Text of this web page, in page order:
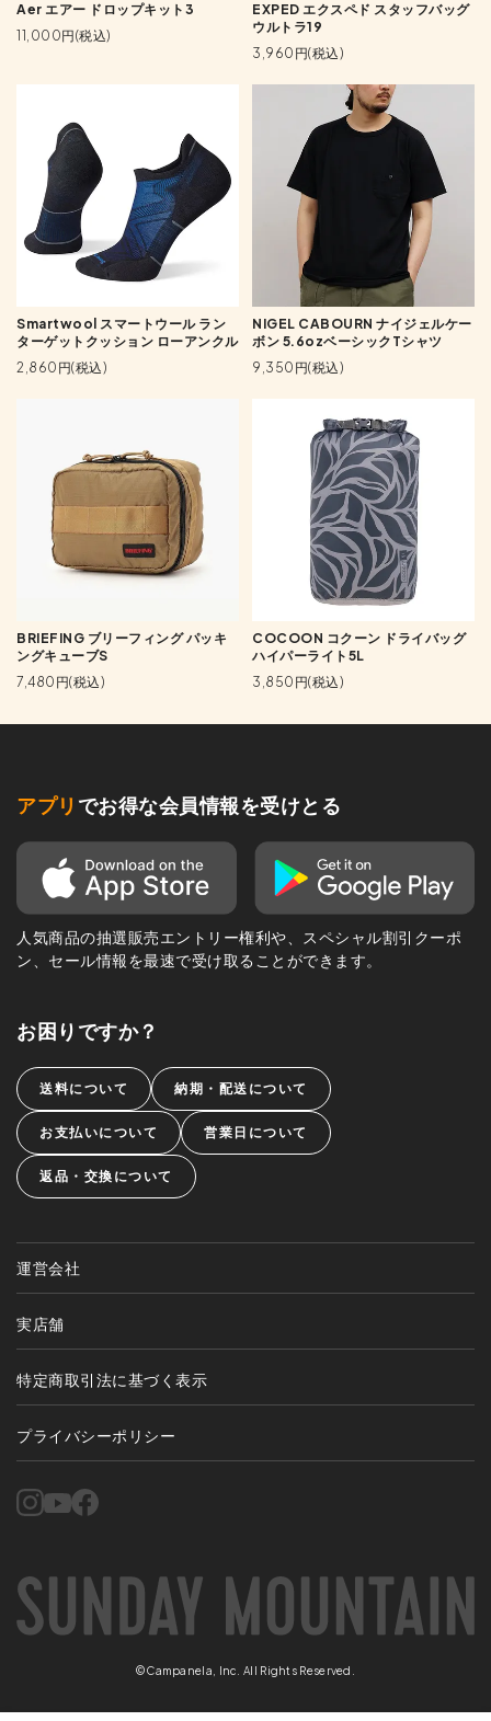
Aer エアー ドロップキット3
11,000円(税込)
EXPED エクスペド スタッフバッグ
ウルトラ19
3,960円(税込)
Smartwool スマートウール ラン
ターゲットクッション ローアンクル
2,860円(税込)
NIGEL CABOURN ナイジェルケー
ボン 5.6ozベーシックTシャツ
9,350円(税込)
BRIEFING ブリーフィング パッキ
ングキューブS
7,480円(税込)
COCOON コクーン ドライバッグ
ハイパーライト5L
3,850円(税込)
アプリ でお得な会員情報を受けとる
人気商品の抽選販売エントリー権利や、スペシャル割引クーポ
ン、セール情報を最速で受け取ることができます。
お困りですか？
送料について 納期・配送について
お支払いについて 営業日について
返品・交換について
運営会社
実店舗
特定商取引法に基づく表示
プライバシーポリシー
©Campanela, Inc. All Rights Reserved.